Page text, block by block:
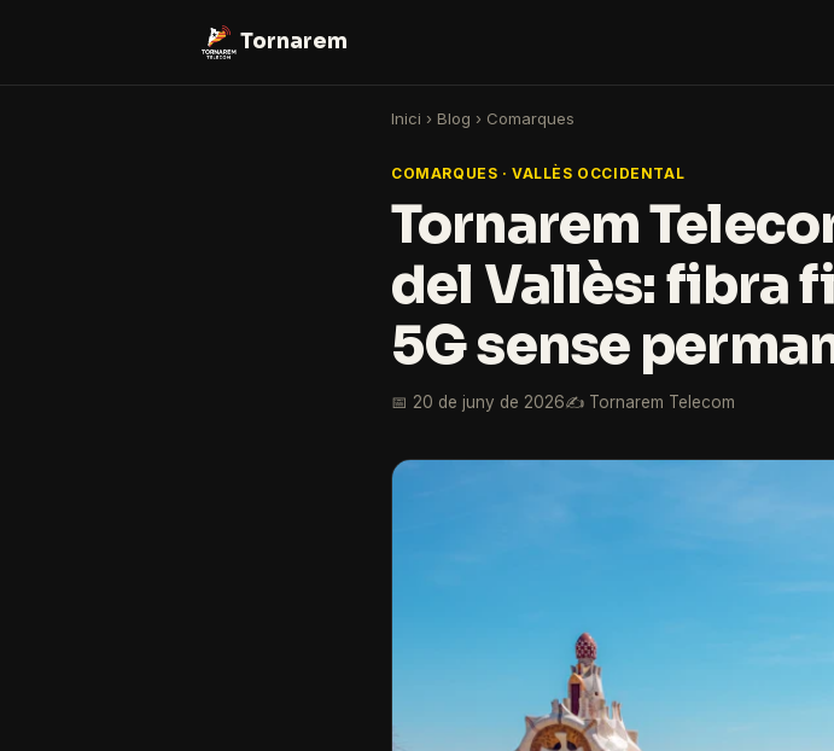
Tornarem
Inici › Blog › Comarques
COMARQUES · VALLÈS OCCIDENTAL
Tornarem
del Vallès: fibra
5G sense
📅 20 de juny de 2026✍️ Tornarem Telecom